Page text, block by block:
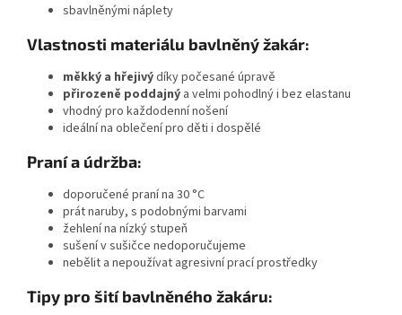
sbavlněnými náplety
Vlastnosti materiálu bavlněný žakár:
měkký a hřejivýdíky počesané úpravě
přirozeně poddajný a velmi pohodlný i bez elastanu
vhodný pro každodenní nošení
ideální na oblečení pro děti i dospělé
Praní a údržba:
doporučené praní na 30 °C
prát naruby, s podobnými barvami
žehlení na nízký stupeň
sušení v sušičce nedoporučujeme
nebělit a nepoužívat agresivní prací prostředky
Tipy pro šití bavlněného žakáru: